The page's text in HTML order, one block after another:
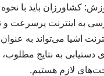
کشاورزان باید با
به اینترنت پرسرعت و
اشیا می‌تواند به عنوان
به نتایج مطلوب،
لازم هستیم.